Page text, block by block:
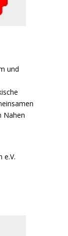
und
Nahen
e.V.